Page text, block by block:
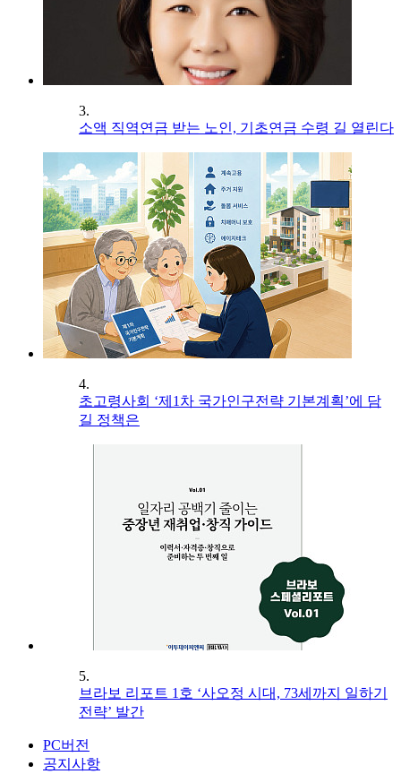
3.
소액 직역연금 받는 노인, 기초연금 수령 길 열린다
4.
초고령사회 ‘제1차 국가인구전략 기본계획’에 담
길 정책은
5.
브라보 리포트 1호 ‘사오정 시대, 73세까지 일하기
전략’ 발간
PC버전
공지사항